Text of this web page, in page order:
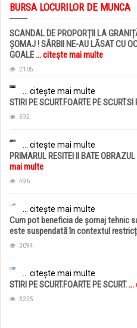
BURSA LOCURILOR DE MUNCA
SCANDAL DE PROPORȚII LA
ȘOMAJ ! SÂRBII NE-AU LĂSAT CU
GOALE... citește mai multe
2105
... citește mai multe
STIRI PE SCURT.FOARTE PE
592
... citește mai multe
PRIMARUL RESITEI II BATE
mai multe
496
... citește mai multe
Cum pot beneficia de șomaj tehnic
este suspendată în contextul
3094
... citește mai multe
STIRI PE SCURT.FOARTE PE SCURT....
3225